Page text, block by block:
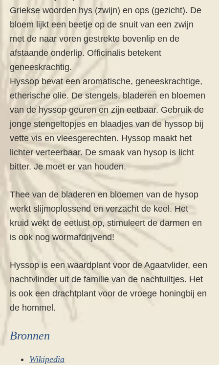
Griekse woorden hys (zwijn) en ops (gezicht). De
bloem lijkt een beetje op de snuit van een zwijn
met de naar voren gestrekte bovenlip en de
afstaande onderlip. Officinalis betekent
geneeskrachtig.
Hyssop bevat een aromatische, geneeskrachtige,
etherische olie. De stengels, bladeren en bloemen
van de hyssop geuren en zijn eetbaar. Gebruik de
jonge stengeltopjes en blaadjes van de hyssop bij
vette vis en vleesgerechten. Hyssop maakt het
lichter verteerbaar. De smaak van hysop is licht
bitter. Je moet er van houden.
Thee van de bladeren en bloemen van de hysop
werkt slijmoplossend en verzacht de keel. Het
kruid wekt de eetlust op, stimuleert de darmen en
is ook nog wormafdrijvend!
Hyssop is een waardplant voor de Agaatvlider, een
nachtvlinder uit de familie van de nachtuiltjes. Het
is ook een drachtplant voor de vroege honingbij en
de hommel.
Bronnen
Wikipedia